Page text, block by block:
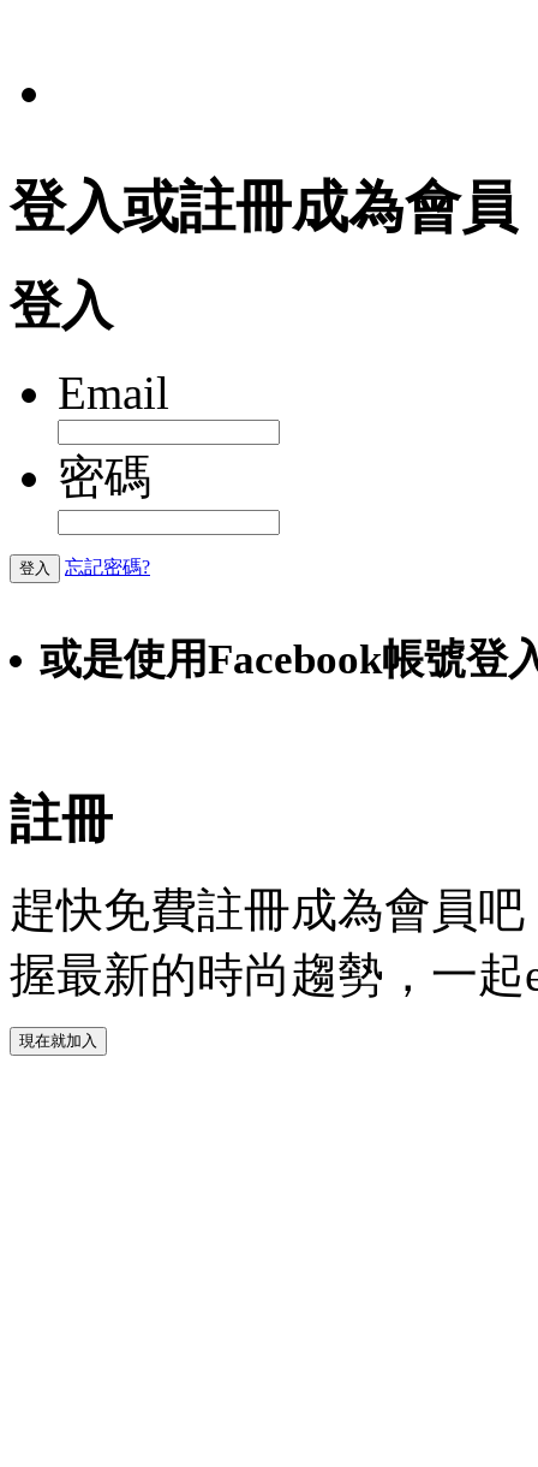
登入或註冊成為會員
登入
Email
密碼
登入 忘記密碼?
或是使用Facebook帳號登
註冊
趕快免費註冊成為會員
握最新的時尚趨勢，一起
現在就加入